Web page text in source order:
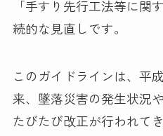
「手すり先行工法等に関
続的な見直しです。
このガイドラインは、平
来、墜落災害の発生状況
たびたび改正が行われてき